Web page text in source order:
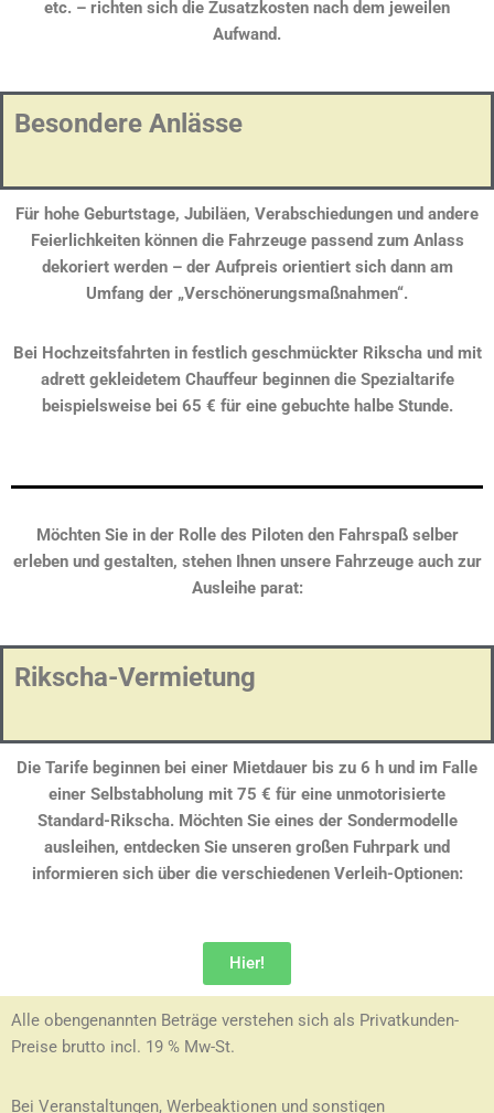
etc. – richten sich die Zusatzkosten nach dem jeweilen
Aufwand.
Besondere Anlässe
Für hohe Geburtstage, Jubiläen, Verabschiedungen und andere
Feierlichkeiten können die Fahrzeuge passend zum Anlass
dekoriert werden – der Aufpreis orientiert sich dann am
Umfang der „Verschönerungsmaßnahmen“.
Bei Hochzeitsfahrten in festlich geschmückter Rikscha und mit
adrett gekleidetem Chauffeur beginnen die Spezialtarife
beispielsweise bei 65 € für eine gebuchte halbe Stunde.
Möchten Sie in der Rolle des Piloten den Fahrspaß selber
erleben und gestalten, stehen Ihnen unsere Fahrzeuge auch zur
Ausleihe parat:
Rikscha-Vermietung
Die Tarife beginnen bei einer Mietdauer bis zu 6 h und im Falle
einer Selbstabholung mit 75 € für eine unmotorisierte
Standard-Rikscha. Möchten Sie eines der Sondermodelle
ausleihen, entdecken Sie unseren großen Fuhrpark und
informieren sich über die verschiedenen Verleih-Optionen:
Hier!
Alle obengenannten Beträge verstehen sich als Privatkunden-
Preise brutto incl. 19 % Mw-St.
Bei Veranstaltungen, Werbeaktionen und sonstigen